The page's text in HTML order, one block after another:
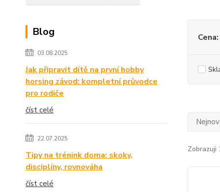
Blog
03.08.2025
Jak připravit dítě na první hobby
horsing závod: kompletní průvodce
pro rodiče
číst celé
22.07.2025
Tipy na trénink doma: skoky,
disciplíny, rovnováha
číst celé
Cena:
Zobrazuji